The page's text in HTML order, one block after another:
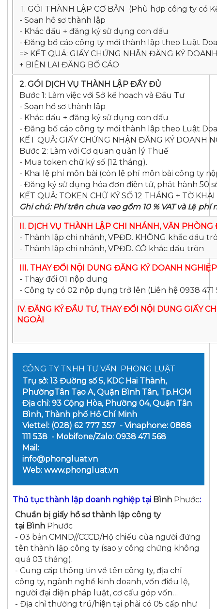
1. GÓI THÀNH LẬP CƠ BẢN (Phù hợp công ty có
- Soạn hồ sơ thành lập
- Khắc dấu + đăng ký sử dụng con dấu
- Đăng bố cáo công ty mới thành lập theo Luật
=> KẾT QUẢ: GIẤY CHỨNG NHẬN ĐĂNG KÝ
+ BIÊN LAI ĐĂNG BỐ CÁO
2. GÓI DỊCH VỤ THÀNH LẬP ĐẦY ĐỦ
Bước 1: Làm việc với Sở kế hoạch và Đầu Tư
- Soạn hồ sơ thành lập
- Khắc dấu + đăng ký sử dụng con dấu
- Đăng bố cáo công ty mới thành lập theo Luật
KẾT QUẢ: GIẤY CHỨNG NHẬN ĐĂNG KÝ DOANH
Bước 2: Làm với Cơ quan quản lý Thuế
- Mua token chữ ký số (12 tháng).
- Khai lệ phí môn bài (còn lệ phí môn bài công ty
- Đăng ký sử dụng hóa đơn điện tử, phát hành 50
KẾT QUẢ: TOKEN CHỮ KÝ SỐ 12 THÁNG + TỜ
Ghi chú: Phí trên chưa vao gồm 10 % VAT và Lệ phí
II. DỊCH VỤ THÀNH LẬP CHI NHÁNH, VĂN
- Thành lập chi nhánh, VPĐD. KHÔNG khắc dấu
- Thành lập chi nhánh, VPĐD. CÓ khắc dấu tròn
III. THAY ĐỔI NỘI DUNG ĐĂNG KÝ DOANH NGHIỆP
- Thay đổi 01 nộp dung
- Công ty có 02 nộp dụng trở lên (Liên hệ 0938 471
IV. ĐĂNG KÝ ĐẦU TƯ, THAY ĐỔI NỘI DUNG GIẤY
NGOÀI
CÔNG TY TNHH TƯ VẤN PHONG LUẬT
Trụ sở: 13 Đường số 5, KDC Hai Thành,
PhườngTân Tạo A, Quận Bình Tân, Tp.HCM
Địa chỉ: 93 Cộng Hòa, Phường 04, Quận Tân
Bình, Thành phố Hồ Chí Minh
Viettel: (028) 62 777 357 - Vinaphone: 0888
111 538 - Mobifone/Zalo: 0938 471 568
Mail:
info@phongluat.vn
Web: www.phongluat.vn
Thủ tục thành lập doanh nghiệp tại Bình Phước:
Chuẩn bị giấy hồ sơ thành lập công ty
tại Bình Phước
- 03 bản CMND//CCCD/Hộ chiếu của người đứng
tên thành lập công ty (sao y công chứng không
quá 03 tháng).
- Cung cấp thông tin về tên công ty, địa chỉ
công ty, ngành nghề kinh doanh, vốn điều lệ,
người đại diện pháp luật, cơ cấu góp vốn…
- Địa chỉ thường trú/hiện tại phải có 05 cấp như